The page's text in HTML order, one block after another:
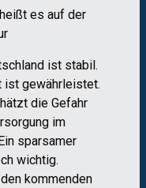
es auf der
ist stabil.
ist gewährleistet.
die Gefahr
im
sparsamer
wichtig.
kommenden